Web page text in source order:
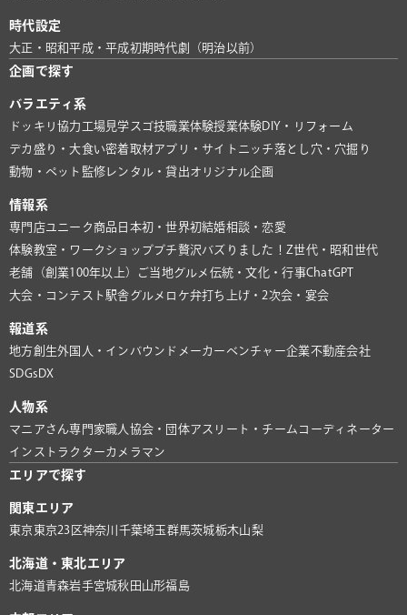
時代設定
大正・昭和平成・平成初期時代劇（明治以前）
企画で探す
バラエティ系
ドッキリ協力 工場見学 スゴ技職業体験授業体験 DIY・リフォーム
デカ盛り・大食い密着取材アプリ・サイト ニッチ落とし穴・穴掘り
動物・ペット 監修 レンタル・貸出オリジナル企画
情報系
専門店ユニーク商品 日本初・世界初結婚相談・恋愛
体験教室・ワークショッププチ贅沢バズりました！ Z世代・昭和世代
老舗（創業100年以上）
ご当地グルメ 伝統・文化・行事ChatGPT
大会・コンテスト 駅舎グルメ ロケ弁打ち上げ・2次会・宴会
報道系
地方創生外国人・インバウンド メーカー ベンチャー企業不動産会社
SDGs DX
人物系
マニアさん専門家 職人 協会・団体アスリート・チーム コーディネーター
インストラクターカメラマン
エリアで探す
関東エリア
東京 東京23区神奈川 千葉埼玉群馬茨城栃木山梨
北海道・東北エリア
北海道青森岩手宮城秋田 山形福島